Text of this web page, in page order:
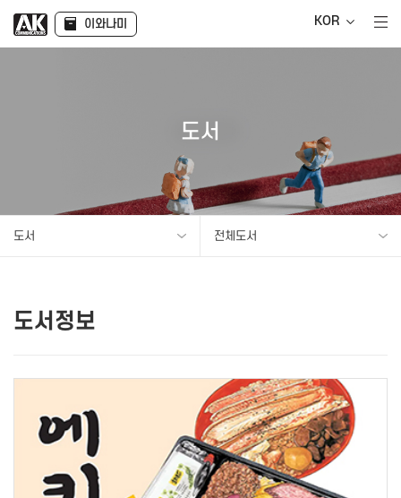
이와나미 KOR
도서
도서 전체도서
도서정보